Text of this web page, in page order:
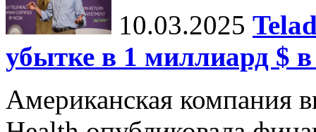
10.03.2025
убытке в 1 миллиард $ в
Американская компания